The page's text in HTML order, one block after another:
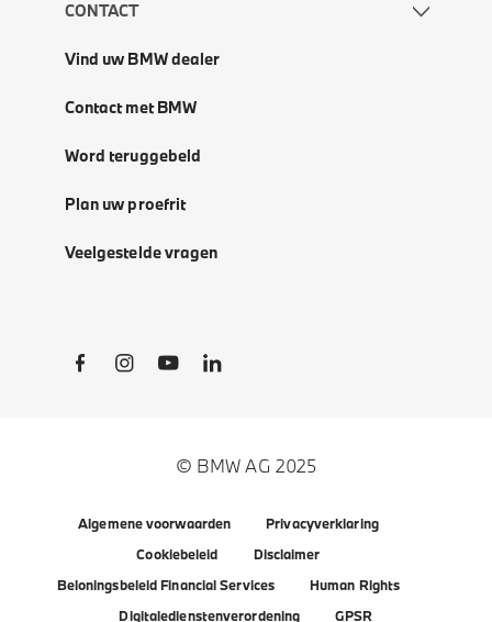
CONTACT
Vind uw BMW dealer
Contact met BMW
Word teruggebeld
Plan uw proefrit
Veelgestelde vragen
Social Links
© BMW AG 2025
Algemene voorwaarden
Privacyverklaring
Cookiebeleid
Disclaimer
Beloningsbeleid Financial Services
Human Rights
Digitaledienstenverordening
GPSR